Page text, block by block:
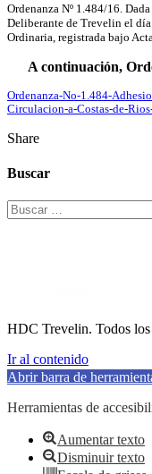
Ordenanza Nº 1.484/16.
Deliberante de Trevelin el
Ordinaria, registrada bajo
A continuación,
Ordenanza-No-1.484-
Circulacion-a-Costas-de-
Share
Buscar
Buscar:
HDC Trevelin. Todos los
Ir al contenido
Abrir barra de
Herramientas de
Aumentar texto
Disminuir texto